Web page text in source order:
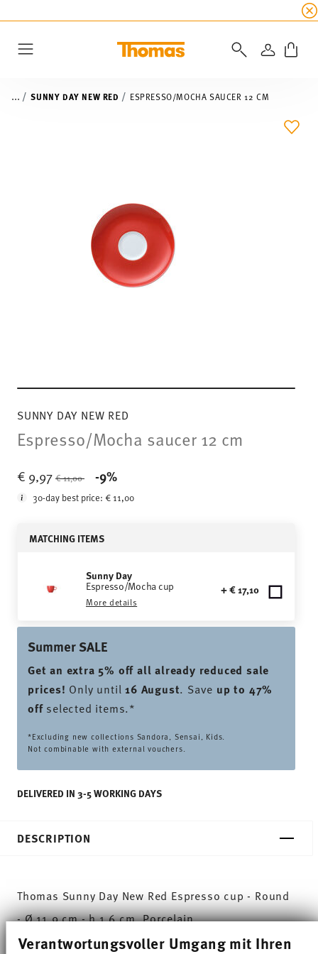
Verantwortungsvoller Umgang mit Ihren
all
LOGIN
... SUNNY DAY NEW RED ESPRESSO/MOCHA SAUCER 12 CM
SUNNY DAY NEW RED
Espresso/Mocha saucer 12 cm
€ 9,97 Price reduced from
€ 11,00 -9%
30-day best price:€ 11,00
MATCHING ITEMS
Sunny Day
Espresso/Mocha cup
More details
+ € 17,10
Summer SALE
Get an extra 5% off all already reduced sale
prices! Only until16 August. Save up to 47%
offselected items.*
*Excluding new collections Sandora, Sensai, Kids.
Not combinable with external vouchers.
DELIVERED IN 3-5 WORKING DAYS
ADD
DESCRIPTION
Thomas Sunny Day New Red Espresso cup - Round
- Ø 11,9 cm - h 1,6 cm, Porcelain